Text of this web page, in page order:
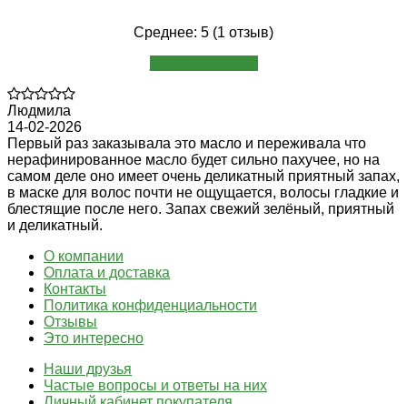
Среднее: 5 (1 отзыв)
Людмила
14-02-2026
Первый раз заказывала это масло и переживала что
нерафинированное масло будет сильно пахучее, но на
самом деле оно имеет очень деликатный приятный запах,
в маске для волос почти не ощущается, волосы гладкие и
блестящие после него. Запах свежий зелёный, приятный
и деликатный.
О компании
Оплата и доставка
Контакты
Политика конфиденциальности
Отзывы
Это интересно
Наши друзья
Частые вопросы и ответы на них